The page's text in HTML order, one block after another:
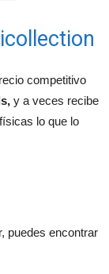
competitivo
y a veces recibe
lo que lo
puedes encontrar